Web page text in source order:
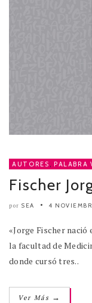
AUTORES , PALABRA
Fischer
por SEA 4
«Jorge Fischer nació
la facultad de
donde cursó tres..
Ver Más →